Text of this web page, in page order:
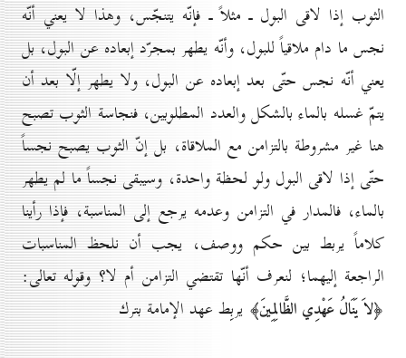
الثوب إذا لاقى البول ـ مثلاً ـ فإنّه يتنجّس، وهذا لا يعني أنّه
نجس ما دام ملاقياً للبول، وأنّه يطهر بمجرّد إبعاده عن البول، بل
يعني أنّه نجس حتّى بعد إبعاده عن البول، ولا يطهر إلّا بعد أن
يتمّ غسله بالماء بالشكل والعدد المطلوبين، فنجاسة الثوب تصبح
هنا غير مشروطة بالتزامن مع الملاقاة، بل إنّ الثوب يصبح نجساً
حتّى إذا لاقى البول ولو لحظة واحدة، وسيبقى نجساً ما لم يطهر
بالماء، فالمدار في التزامن وعدمه يرجع إلى المناسبة، فإذا رأينا
كلاماً يربط بين حكم ووصف، يجب أن نلحظ المناسبات
الراجعة إليهما؛ لنعرف أنّها تقتضي التزامن أم لا؟ وقوله تعالى:
﴿لاَ يَنَالُ عَهْدِي الظَّالِمِينَ﴾ يربِط عهد الإمامة بترك